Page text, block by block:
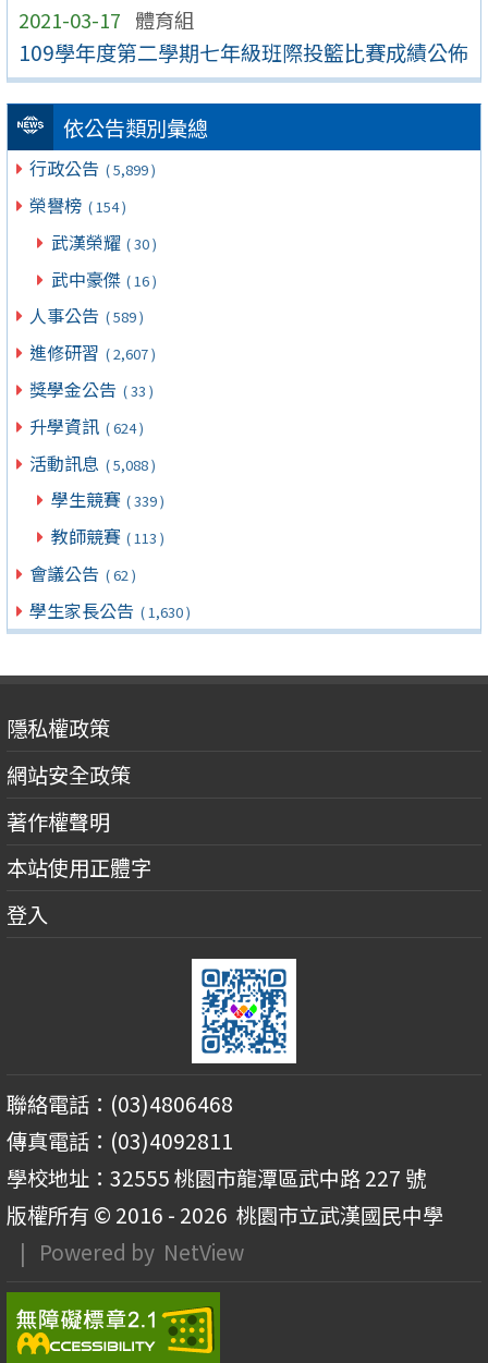
2021-03-17 體育組
109學年度第二學期七年級班際投籃比賽成績公佈
依公告類別彙總
行政公告 ( 5,899 )
榮譽榜 ( 154 )
武漢榮耀 ( 30 )
武中豪傑 ( 16 )
人事公告 ( 589 )
進修研習 ( 2,607 )
獎學金公告 ( 33 )
升學資訊 ( 624 )
活動訊息 ( 5,088 )
學生競賽 ( 339 )
教師競賽 ( 113 )
會議公告 ( 62 )
學生家長公告 ( 1,630 )
隱私權政策
網站安全政策
著作權聲明
本站使用正體字
登入
聯絡電話：(03)4806468
傳真電話：(03)4092811
學校地址：32555 桃園市龍潭區武中路 227 號
版權所有 © 2016 - 2026 桃園市立武漢國民中學
| Powered by NetView